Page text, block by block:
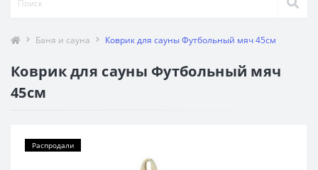
Баня и сауна Коврик для сауны Футбольный мяч 45см
Коврик для сауны Футбольный мяч
45см
Распродали